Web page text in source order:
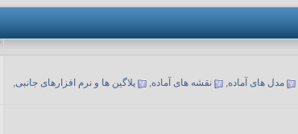
مدل های آماده, نقشه های آماده, پلاگین ها و نرم افزارهای جانبی,